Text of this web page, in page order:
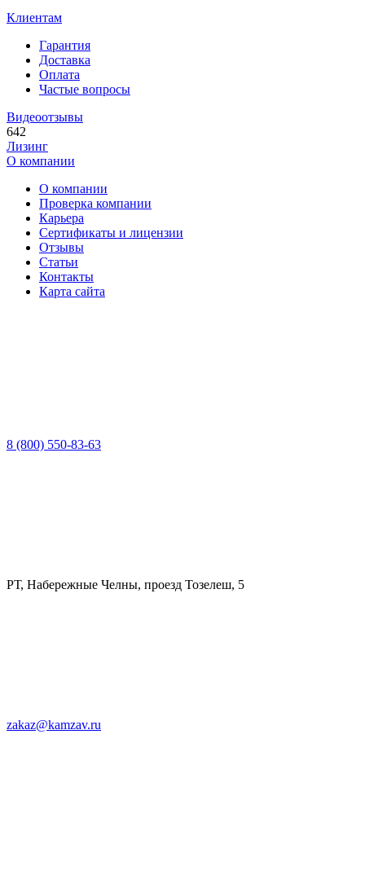
Клиентам
Гарантия
Доставка
Оплата
Частые вопросы
Видеоотзывы
642
Лизинг
О компании
О компании
Проверка компании
Карьера
Сертификаты и лицензии
Отзывы
Статьи
Контакты
Карта сайта
8 (800) 550-83-63
РТ, Набережные Челны, проезд Тозелеш, 5
zakaz@kamzav.ru